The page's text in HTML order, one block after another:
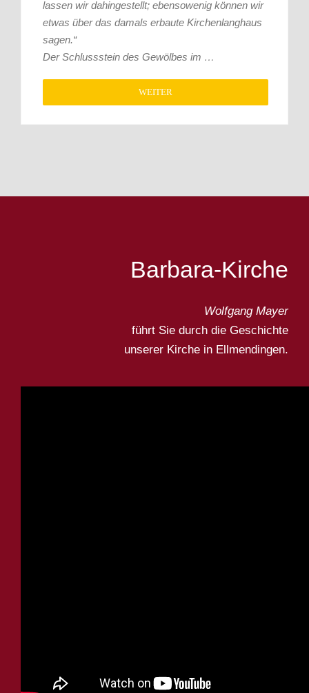
lassen wir dahingestellt; ebensowenig können wir
etwas über das damals erbaute Kirchenlanghaus
sagen.“
Der Schlussstein des Gewölbes im …
WEITER
Barbara-Kirche
Wolfgang Mayer
führt Sie durch die Geschichte
unserer Kirche in Ellmendingen.